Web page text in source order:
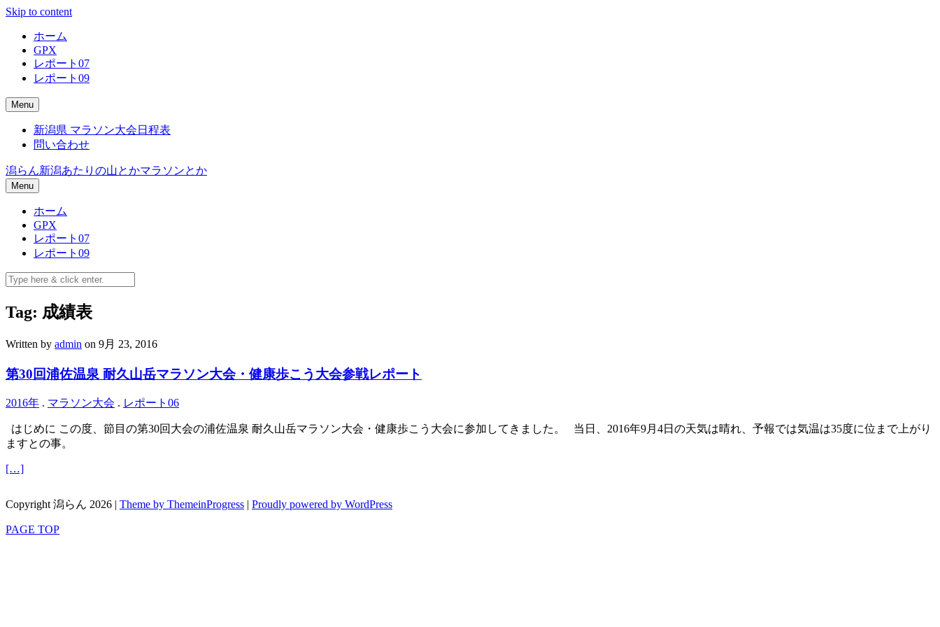
Skip to content
ホーム
GPX
レポート07
レポート09
Menu
新潟県 マラソン大会日程表
問い合わせ
潟らん新潟あたりの山とかマラソンとか
Menu
ホーム
GPX
レポート07
レポート09
Tag: 成績表
Written by admin on 9月 23, 2016
第30回浦佐温泉 耐久山岳マラソン大会・健康歩こう大会参戦レポート
2016年 . マラソン大会 . レポート06
はじめに この度、節目の第30回大会の浦佐温泉 耐久山岳マラソン大会・健康歩こう大会に参加してきました。 当日、2016年9月4日の天気は晴れ、予報では気温は35度に位まで上がり
ますとの事。
[…]
Copyright 潟らん 2026 | Theme by ThemeinProgress | Proudly powered by WordPress
PAGE TOP